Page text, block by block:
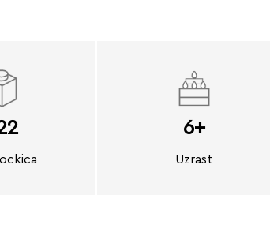
6+
Uzrast